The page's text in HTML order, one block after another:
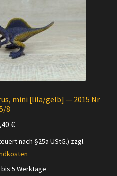
mini [lila/gelb] — 2015 Nr
5/8
€
nach §25a UStG.) zzgl.
bis 5 Werktage